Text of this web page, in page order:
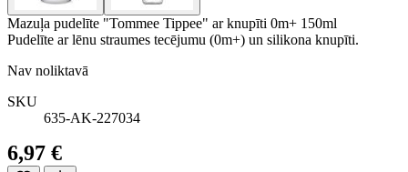
Mazuļa pudelīte "Tommee Tippee" ar knupīti 0m+ 150ml
Pudelīte ar lēnu straumes tecējumu (0m+) un silikona knupīti.
Nav noliktavā
SKU
635-AK-227034
6,97 €